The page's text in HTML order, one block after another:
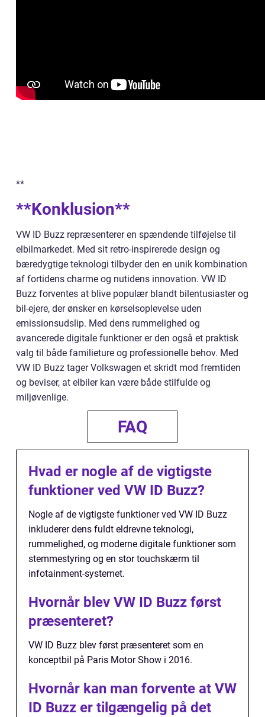
**
**Konklusion**
VW ID Buzz repræsenterer en spændende tilføjelse til
elbilmarkedet. Med sit retro-inspirerede design og
bæredygtige teknologi tilbyder den en unik kombination
af fortidens charme og nutidens innovation. VW ID
Buzz forventes at blive populær blandt bilentusiaster og
bil-ejere, der ønsker en kørselsoplevelse uden
emissionsudslip. Med dens rummelighed og
avancerede digitale funktioner er den også et praktisk
valg til både familieture og professionelle behov. Med
VW ID Buzz tager Volkswagen et skridt mod fremtiden
og beviser, at elbiler kan være både stilfulde og
miljøvenlige.
FAQ
Hvad er nogle af de vigtigste
funktioner ved VW ID Buzz?
Nogle af de vigtigste funktioner ved VW ID Buzz
inkluderer dens fuldt eldrevne teknologi,
rummelighed, og moderne digitale funktioner som
stemmestyring og en stor touchskærm til
infotainment-systemet.
Hvornår blev VW ID Buzz først
præsenteret?
VW ID Buzz blev først præsenteret som en
konceptbil på Paris Motor Show i 2016.
Hvornår kan man forvente at VW
ID Buzz er tilgængelig på det